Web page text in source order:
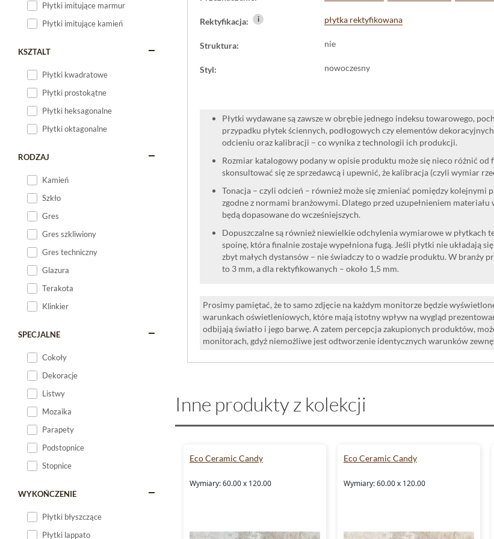
Płytki imitujące marmur
Płytki imitujące kamień
KSZTALT
Płytki kwadratowe
Płytki prostokątne
Płytki heksagonalne
Płytki oktagonalne
RODZAJ
Kamień
Szkło
Gres
Gres szkliwiony
Gres techniczny
Glazura
Terakota
Klinkier
SPECJALNE
Cokoły
Dekoracje
Listwy
Mozaika
Parapety
Podstopnice
Stopnice
WYKOŃCZENIE
Płytki błyszczące
Płytki lappato
Rektyfikacja: i płytka rektyfikowana
Struktura: nie
Styl: nowoczesny
Płytki wydawane są zawsze w obrębie jednego indeksu towarowego,
przypadku płytek ściennych, podłogowych czy elementów
odcieniu oraz kalibracji – co wynika z technologii ich produkcji.
Rozmiar katalogowy podany w opisie produktu może się nieco różnić
skonsultować się ze sprzedawcą i upewnić, że kalibracja (czyli wymiar
Tonacja – czyli odcień – również może się zmieniać pomiędzy
zgodne z normami branżowymi. Dlatego przed uzupełnieniem
będą dopasowane do wcześniejszych.
Dopuszczalne są również niewielkie odchylenia wymiarowe w płytkach
spoinę, która finalnie zostaje wypełniona fugą. Jeśli płytki nie układają
zbyt małych dystansów – nie świadczy to o wadzie produktu. W branży
to 3 mm, a dla rektyfikowanych – około 1,5 mm.
Prosimy pamiętać, że to samo zdjęcie na każdym monitorze będzie
warunkach oświetleniowych, które mają istotny wpływ na wygląd
odbijają światło i jego barwę. A zatem percepcja zakupionych produktów,
monitorach, gdyż niemożliwe jest odtworzenie identycznych warunków
Inne produkty z kolekcji
Eco Ceramic Candy
Wymiary: 60.00 x 120.00
Eco Ceramic Candy
Wymiary: 60.00 x 120.00